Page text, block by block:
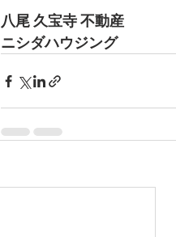
八尾 久宝寺 不動産
ニシダハウジング